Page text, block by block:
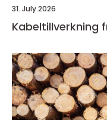
31. July 2026